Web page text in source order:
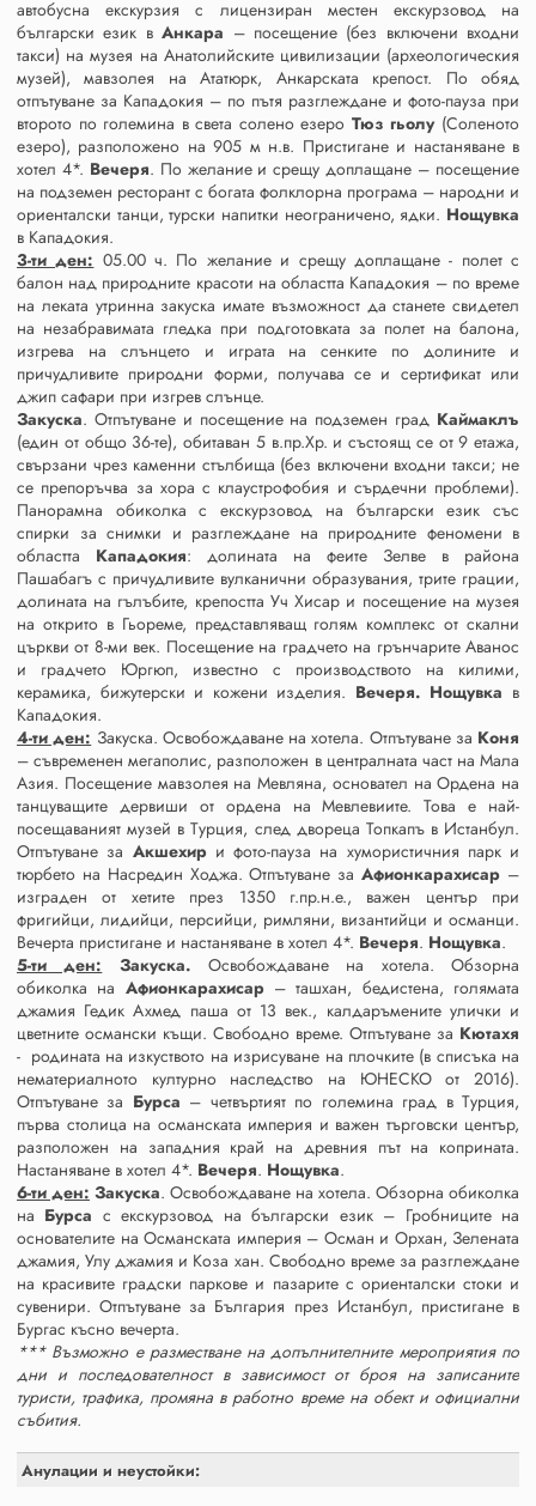
автобусна екскурзия с лицензиран местен екскурзовод на
български език вАнкара – посещение (без включени входни
такси) на музея на Анатолийските цивилизации (археологическия
музей), мавзолея на Ататюрк, Анкарската крепост. По обяд
отпътуване за Кападокия – по пътя разглеждане и фото-пауза при
второто по големина в света солено езеро Тюз гьолу(Соленото
езеро), разположено на 905 м н.в. Пристигане и настаняване в
хотел 4*. Вечеря. По желание и срещу доплащане – посещение
на подземен ресторант с богата фолклорна програма – народни и
ориенталски танци, турски напитки неограничено, ядки. Нощувка
в Кападокия.
3-ти ден: 05.00 ч. По желание и срещу доплащане - полет с
балон над природните красоти на областта Кападокия – по време
на леката утринна закуска имате възможност да станете свидетел
на незабравимата гледка при подготовката за полет на балона,
изгрева на слънцето и играта на сенките по долините и
причудливите природни форми, получава се и сертификат или
джип сафари при изгрев слънце.
Закуска. Отпътуване и посещение на подземен град Каймаклъ
(един от общо 36-те), обитаван 5 в.пр.Хр. и състоящ се от 9 етажа,
свързани чрез каменни стълбища (без включени входни такси; не
се препоръчва за хора с клаустрофобия и сърдечни проблеми).
Панорамна обиколка с екскурзовод на български език със
спирки за снимки и разглеждане на природните феномени в
областта Кападокия: долината на феите Зелве в района
Пашабагъ с причудливите вулканични образувания, трите грации,
долината на гълъбите, крепостта Уч Хисар и посещение на музея
на открито в Гьореме, представляващ голям комплекс от скални
църкви от 8-ми век. Посещение на градчето на грънчарите Аванос
и градчето Юргюп, известно с производството на килими,
керамика, бижутерски и кожени изделия. Вечеря. Нощувка в
Кападокия.
4-ти ден: Закуска. Освобождаване на хотела. Отпътуване за Коня
– съвременен мегаполис, разположен в централната част на Мала
Азия. Посещение мавзолея на Мевляна, основател на Ордена на
танцуващите дервиши от ордена на Мевлевиите. Това е най-
посещаваният музей в Турция, след двореца Топкапъ в Истанбул.
Отпътуване за Акшехири фото-пауза на хумористичния парк и
тюрбето на Насредин Ходжа. Отпътуване заАфионкарахисар –
изграден от хетите през 1350 г.пр.н.е., важен център при
фригийци, лидийци, персийци, римляни, византийци и османци.
Вечерта пристигане и настаняване в хотел 4*. Вечеря. Нощувка.
5-ти ден:
Закуска. Освобождаване на хотела. Обзорна
обиколка на Афионкарахисар– ташхан, бедистена, голямата
джамия Гедик Ахмед паша от 13 век., калдаръмените улички и
цветните османски къщи. Свободно време. Отпътуване за Кютахя
- родината на изкуството на изрисуване на плочките (в списъка на
нематериалното културно наследство на ЮНЕСКО от 2016).
Отпътуване за Бурса – четвъртият по големина град в Турция,
първа столица на османската империя и важен търговски център,
разположен на западния край на древния път на коприната.
Настаняване в хотел 4*. Вечеря. Нощувка.
6-ти ден: Закуска. Освобождаване на хотела. Обзорна обиколка
на Бурса с екскурзовод на български език – Гробниците на
основателите на Османската империя – Осман и Орхан, Зелената
джамия, Улу джамия и Коза хан. Свободно време за разглеждане
на красивите градски паркове и пазарите с ориенталски стоки и
сувенири. Отпътуване за България през Истанбул, пристигане в
Бургас късно вечерта.
*** Възможно е разместване на допълнителните мероприятия по
дни и последователност в зависимост от броя на записаните
туристи, трафика, промяна в работно време на обект и официални
събития.
Анулации и неустойки: